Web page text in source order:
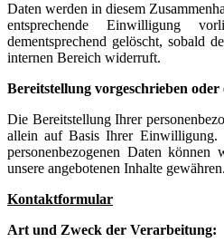
Daten werden in diesem
entsprechende Einwilligung
dementsprechend gelöscht, sobald
internen Bereich widerruft.
Bereitstellung vorgeschrieben
Die Bereitstellung Ihrer
allein auf Basis Ihrer Einwilligung.
personenbezogenen Daten
unsere angebotenen Inhalte gewähren.
Kontaktformular
Art und Zweck der Verarbeitung: